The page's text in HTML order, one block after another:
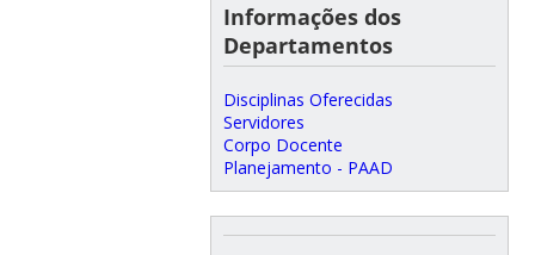
Informações dos
Departamentos
Disciplinas Oferecidas
Servidores
Corpo Docente
Planejamento - PAAD